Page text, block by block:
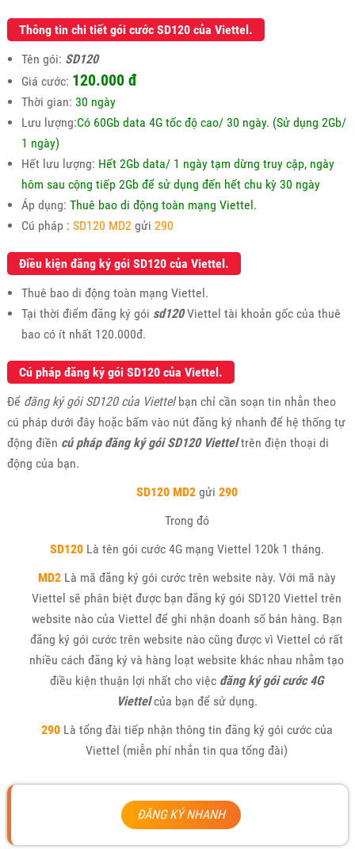
Thông tin chi tiết gói cước SD120 của Viettel.
Tên gói: SD120
Giá cước: 120.000 đ
Thời gian: 30 ngày
Lưu lượng:Có 60Gb data 4G tốc độ cao/ 30 ngày. (Sử dụng 2Gb/
1 ngày)
Hết lưu lượng: Hết 2Gb data/ 1 ngày tạm dừng truy cập, ngày
hôm sau cộng tiếp 2Gb để sử dụng đến hết chu kỳ 30 ngày
Áp dụng: Thuê bao di động toàn mạng Viettel.
Cú pháp : SD120 MD2 gửi 290
Điều kiện đăng ký gói SD120 của Viettel.
Thuê bao di động toàn mạng Viettel.
Tại thời điểm đăng ký gói sd120Viettel tài khoản gốc của thuê
bao có ít nhất 120.000đ.
Cú pháp đăng ký gói SD120 của Viettel.
Để đăng ký gói SD120 của Viettelbạn chỉ cần soạn tin nhắn theo
cú pháp dưới đây hoặc bấm vào nút đăng ký nhanh để hệ thống tự
động điền cú pháp đăng ký gói SD120 Vietteltrên điện thoại di
động của bạn.
SD120 MD2gửi 290
Trong đó
SD120Là tên gói cước 4G mạng Viettel 120k 1 tháng.
MD2 Là mã đăng ký gói cước trên website này. Với mã này
Viettel sẽ phân biệt được bạn đăng ký gói SD120 Viettel trên
website nào của Viettel để ghi nhận doanh số bán hàng. Bạn
đăng ký gói cước trên website nào cũng được vì Viettel có rất
nhiều cách đăng ký và hàng loạt website khác nhau nhằm tạo
điều kiện thuận lợi nhất cho việc đăng ký gói cước 4G
Viettelcủa bạn để sử dụng.
290Là tổng đài tiếp nhận thông tin đăng ký gói cước của
Viettel (miễn phí nhắn tin qua tổng đài)
ĐĂNG KÝ NHANH